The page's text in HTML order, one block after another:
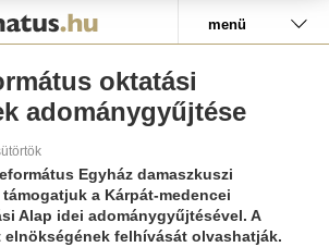
menü
oktatási
adománygyűjtése
Egyház damaszkuszi
a Kárpát-medencei
Alap idei adománygyűjtésével. A
elnökségének felhívását olvashatják.